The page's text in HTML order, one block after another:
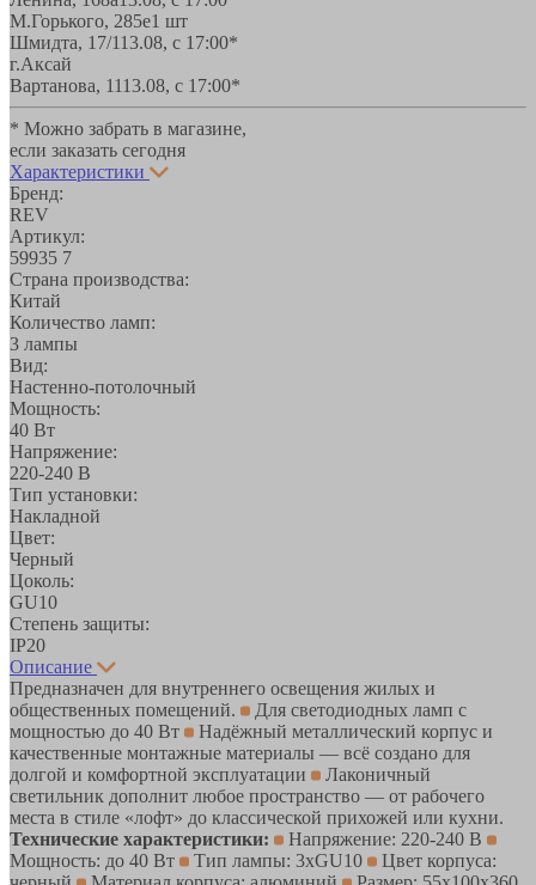
М.Горького, 285е1 шт
Шмидта, 17/113.08, с 17:00*
г.Аксай
Вартанова, 1113.08, с 17:00*
* Можно забрать в магазине,
если заказать сегодня
Характеристики
Бренд:
REV
Артикул:
59935 7
Страна производства:
Китай
Количество ламп:
3 лампы
Вид:
Настенно-потолочный
Мощность:
40 Вт
Напряжение:
220-240 В
Тип установки:
Накладной
Цвет:
Черный
Цоколь:
GU10
Степень защиты:
IP20
Описание
Предназначен для внутреннего освещения жилых и
общественных помещений.
Для светодиодных ламп с
мощностью до 40 Вт
Надёжный металлический корпус и
качественные монтажные материалы — всё создано для
долгой и комфортной эксплуатации
Лаконичный
светильник дополнит любое пространство — от рабочего
места в стиле «лофт» до классической прихожей или кухни.
Технические характеристики:
Напряжение: 220-240 В
Мощность: до 40 Вт
Тип лампы: 3хGU10
Цвет корпуса: